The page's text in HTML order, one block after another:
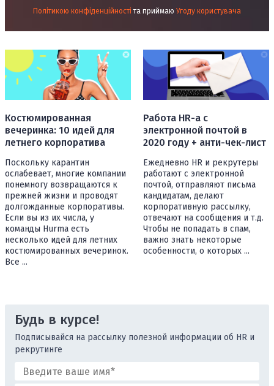
Політикою конфіденційності та приймаю Угоду користувача
Костюмированная
вечеринка: 10 идей для
летнего корпоратива
Поскольку карантин
ослабевает, многие компании
понемногу возвращаются к
прежней жизни и проводят
долгожданные корпоративы.
Если вы из их числа, у
команды Hurma есть
несколько идей для летних
костюмированных вечеринок.
Все ...
Работа HR-а с
электронной почтой в
2020 году + анти-чек-лист
Ежедневно HR и рекрутеры
работают с электронной
почтой, отправляют письма
кандидатам, делают
корпоративную рассылку,
отвечают на сообщения и т.д.
Чтобы не попадать в спам,
важно знать некоторые
особенности, о которых ...
Будь в курсе!
Подписывайся на рассылку полезной информации об HR и
рекрутинге